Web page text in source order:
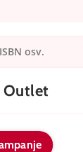
Outlet